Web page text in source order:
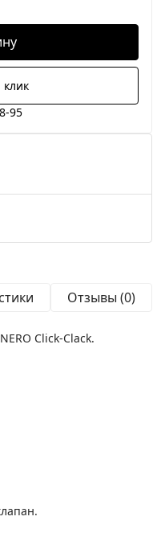
клик
95
Отзывы (0)
Сlick-Сlack.